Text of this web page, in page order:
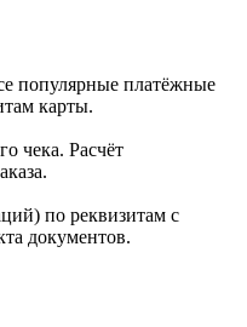
популярные платёжные
карты.
чека. Расчёт
по реквизитам с
документов.